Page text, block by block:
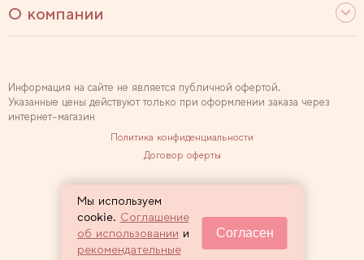
О компании
2007 — 2026 Sewclub
Информация на сайте не является публичной офертой.
Указанные цены действуют только при оформлении заказа через
интернет-магазин
Политика конфиденциальности
Договор оферты
Мы используем
cookie. Соглашение
об использовании и
рекомендательные
Согласен